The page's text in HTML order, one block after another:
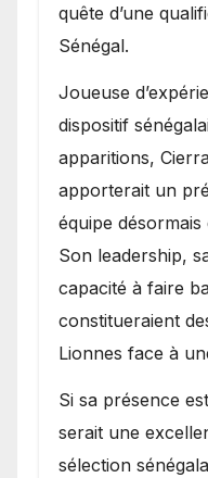
quête d’une
Sénégal.
Joueuse
dispositif
apparitions,
apporterait un
équipe
Son leadership,
capacité à faire
constitueraient
Lionnes face à
Si sa présence
serait une
sélection